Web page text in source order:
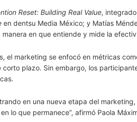
Reset: Building Real Value,
en dentsu Media México; y Matías
manera en que entiende y mide la
el marketing se enfocó en métricas
corto plazo. Sin embargo, los
en una nueva etapa del
lo que permanece”, afirmó Paola